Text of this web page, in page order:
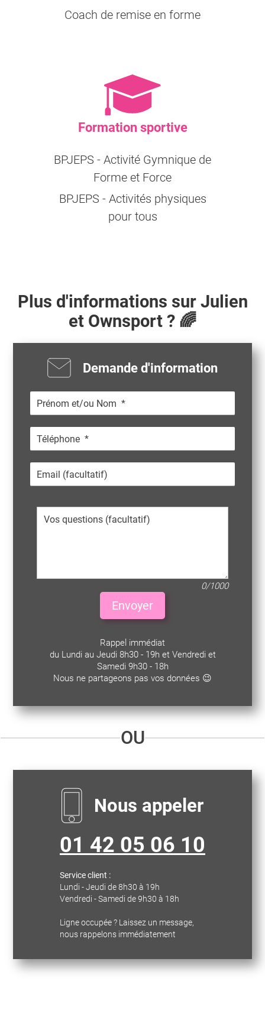
Coach de remise en forme
Formation sportive
BPJEPS - Activité Gymnique de
Forme et Force
BPJEPS - Activités physiques
pour tous
Plus d'informations sur Julien
et Ownsport ? 🌈
Demande d'information
0/1000
Envoyer
Rappel immédiat
du Lundi au Jeudi 8h30 - 19h et Vendredi et
Samedi 9h30 - 18h
Nous ne partageons pas vos données 😉
OU
Nous appeler
01 42 05 06 10
Service client :
Lundi - Jeudi de 8h30 à 19h
Vendredi - Samedi de 9h30 à 18h
Ligne occupée ? Laissez un message,
nous rappelons immédiatement